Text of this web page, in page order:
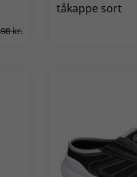
kr.
tåkappe sort